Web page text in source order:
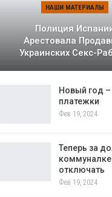
НАШИ МАТЕРИАЛЫ
Полиция
Арестовала
Украинских Секс-
Новый год
платежки
Фев 19, 2024
Теперь за
коммуналке
отключать
Фев 19, 2024